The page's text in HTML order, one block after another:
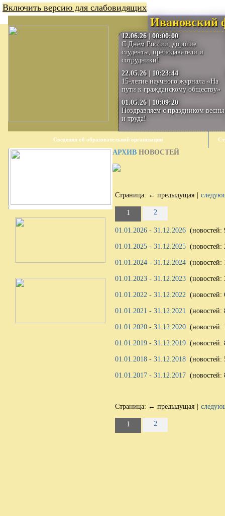
Включить версию для слабовидящих
Ивановский
12.06.26| 00:00:00
С Днём России, дорогие
студенты, преподаватели и
сотрудники!
22.05.26| 10:23:44
15-летие научного журнала «На
пути к гражданскому обществу»
01.05.26| 10:09:20
Поздравляем с праздником весны
и труда!
Сведения об образовательной организации
АРХИВ НОВОСТЕЙ
Страница: ← предыдущая
1 2
01.01.2026 - 31.12.2026 (новостей:
01.01.2025 - 31.12.2025 (новостей:
01.01.2024 - 31.12.2024 (новостей:
01.01.2023 - 31.12.2023 (новостей:
01.01.2022 - 31.12.2022 (новостей:
01.01.2021 - 31.12.2021 (новостей:
01.01.2020 - 31.12.2020 (новостей:
01.01.2019 - 31.12.2019 (новостей:
01.01.2018 - 31.12.2018 (новостей:
01.01.2017 - 31.12.2017 (новостей:
Страница: ← предыдущая
1 2